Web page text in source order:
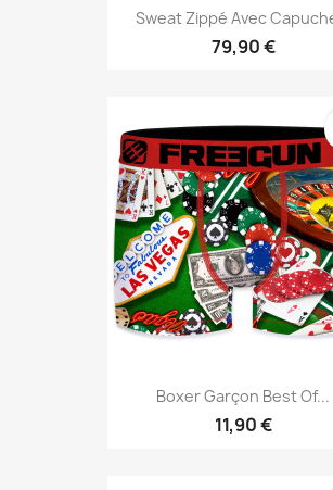
Sweat Zippé Avec
79,90 €
Boxer Garçon Best Of...
11,90 €